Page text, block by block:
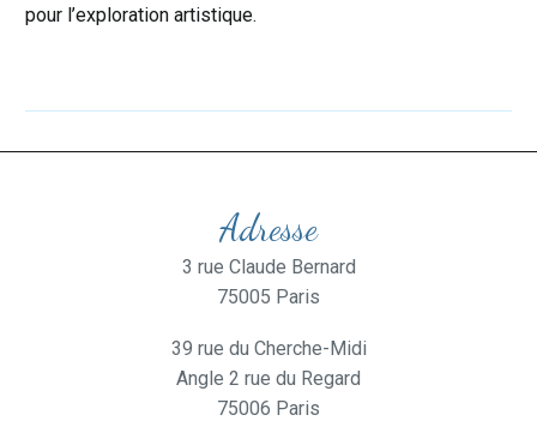
pour l’exploration artistique.
Adresse
3 rue Claude Bernard
75005 Paris
39 rue du Cherche-Midi
Angle 2 rue du Regard
75006 Paris